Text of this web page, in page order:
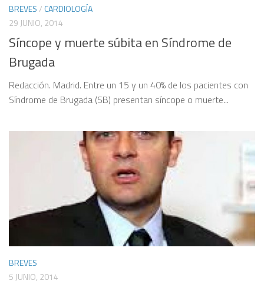
BREVES/ CARDIOLOGÍA
29 JUNIO, 2014
Síncope y muerte súbita en Síndrome de
Brugada
Redacción. Madrid. Entre un 15 y un 40% de los pacientes con
Síndrome de Brugada (SB) presentan síncope o muerte...
BREVES
5 JUNIO, 2014